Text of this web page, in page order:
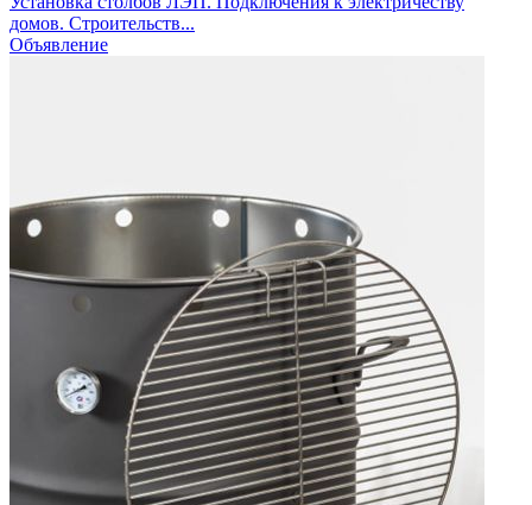
домов. Строительств...
Объявление